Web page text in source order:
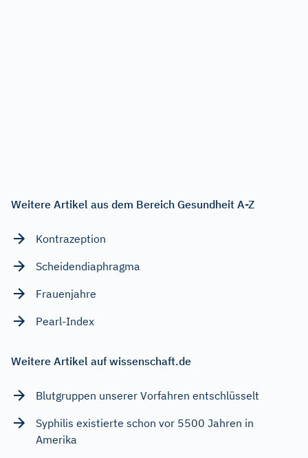
Weitere Artikel aus dem Bereich Gesundheit A-Z
Kontrazeption
Scheidendiaphragma
Frauenjahre
Pearl-Index
Weitere Artikel auf wissenschaft.de
Blutgruppen unserer Vorfahren entschlüsselt
Syphilis existierte schon vor 5500 Jahren in
Amerika